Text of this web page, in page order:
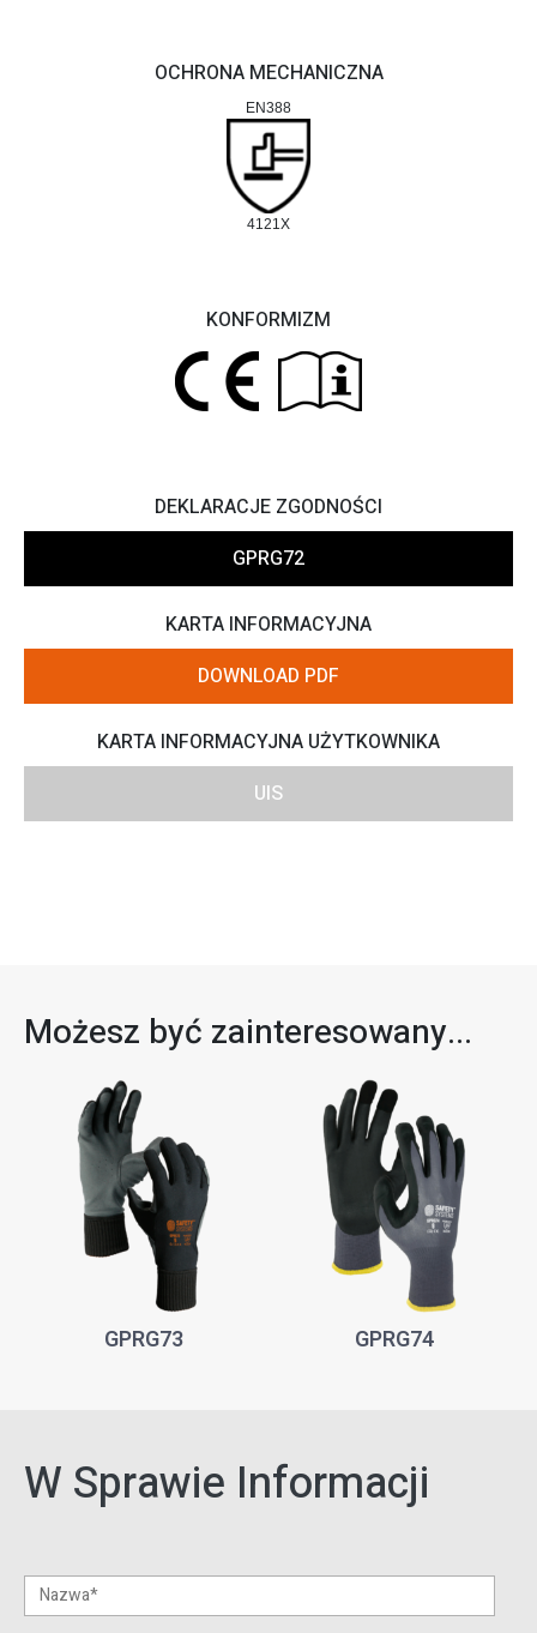
OCHRONA MECHANICZNA
EN388
4121X
KONFORMIZM
DEKLARACJE ZGODNOŚCI
GPRG72
KARTA INFORMACYJNA
DOWNLOAD PDF
KARTA INFORMACYJNA UŻYTKOWNIKA
UIS
Możesz być zainteresowany...
GPRG73 GPRG74
W Sprawie Informacji